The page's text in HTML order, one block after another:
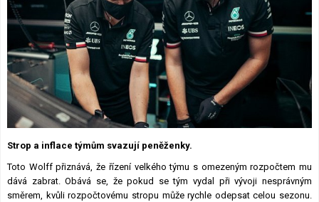
Výsledky F1
Týmy a jezdci F1
Strop a inflace týmům svazují peněženky.
Toto Wolff přiznává, že řízení velkého týmu s omezeným rozpočtem mu
dává zabrat. Obává se, že pokud se tým vydal při vývoji nesprávným
směrem, kvůli rozpočtovému stropu může rychle odepsat celou sezonu.